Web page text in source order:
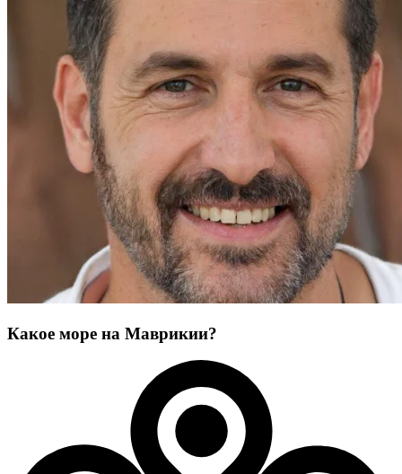
Какое море на Маврикии?